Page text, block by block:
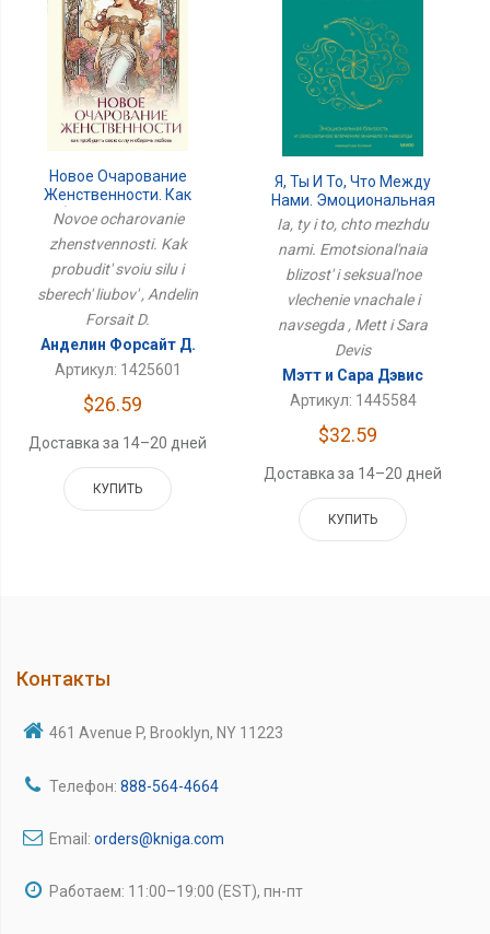
Новое Очарование
Женственности. Как
Пробудить Свою Силу И
Novoe ocharovanie
zhenstvennosti. Kak
probudit' svoiu silu i
sberech' liubov' , Andelin
Forsait D.
Анделин Форсайт Д.
Артикул: 1425601
$26.59
Доставка за 14–20 дней
КУПИТЬ
Я, Ты И То, Что Между
Нами. Эмоциональная
Близость И Сексуальное
Влечение Вначале И
Навсегда
Ia, ty i to, chto mezhdu
nami. Emotsional'naia
blizost' i seksual'noe
vlechenie vnachale i
navsegda , Mett i Sara
Devis
Мэтт и Сара Дэвис
Артикул: 1445584
$32.59
Доставка за 14–20 дней
КУПИТЬ
Контакты
461 Avenue P, Brooklyn, NY 11223
Телефон: 888-564-4664
Email: orders@kniga.com
Работаем: 11:00–19:00 (EST), пн-пт